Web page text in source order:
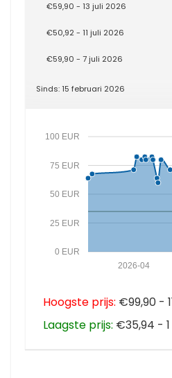
€59,90 - 13 juli 2026
€50,92 - 11 juli 2026
€59,90 - 7 juli 2026
Sinds: 15 februari 2026
0 EUR
25 EUR
50 EUR
75 EUR
100 EUR
2026-04
Hoogste prijs: €99,90 -
Laagste prijs: €35,94 -